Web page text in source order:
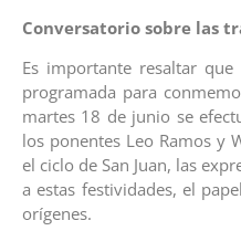
Conversatorio sobre las
Es importante resaltar
programada para
martes 18 de junio se
los ponentes Leo Ramos y
el ciclo de San Juan, las
a estas festividades, el
orígenes.